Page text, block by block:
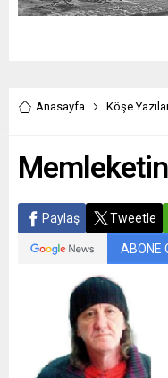
Anasayfa Köşe
Paylaş Tweetle
ABONE